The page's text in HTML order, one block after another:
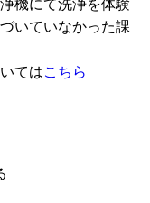
機にて洗浄を体験
いていなかった課
てはこちら